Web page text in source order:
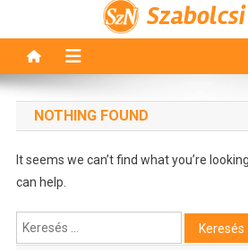
NOTHING FOUND
It seems we can’t find what you’re
can help.
Keresés: